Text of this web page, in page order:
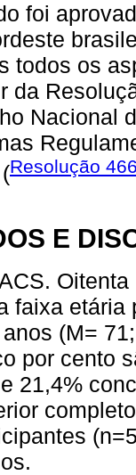
foi
todos os
da
Nacional
Resolução
E
faixa
(M=
por cento
21,4%